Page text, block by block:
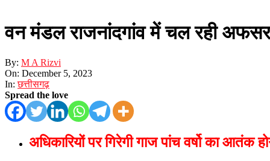
वन मंडल राजनांदगांव में चल रही
By: M A Rizvi
On: December 5, 2023
In: छत्तीसगढ़
Spread the love
अधिकारियों पर गिरेगी गाज पांच वर्षो का आतंक